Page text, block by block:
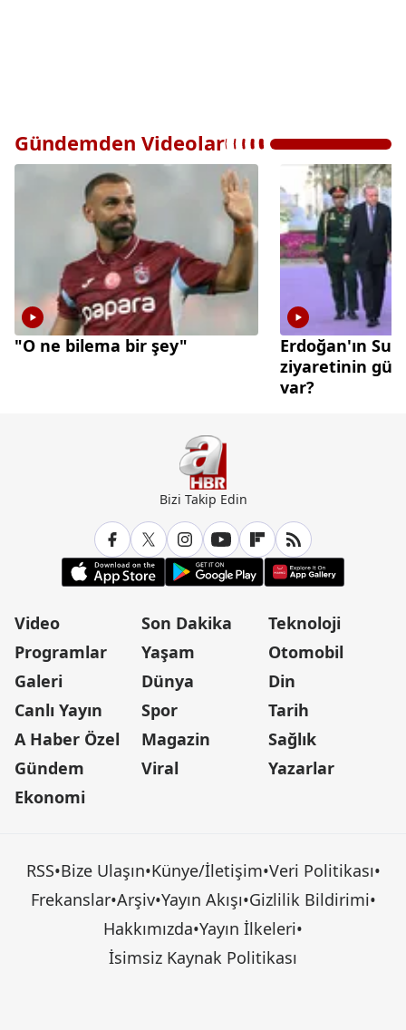
Gündemden Videolar
"O ne bilema bir şey"
Erdoğan'ın
ziyaretinin
var?
Bizi Takip Edin
Video
Programlar
Galeri
Canlı Yayın
A Haber Özel
Gündem
Ekonomi
Son Dakika
Yaşam
Dünya
Spor
Magazin
Viral
Teknoloji
Otomobil
Din
Tarih
Sağlık
Yazarlar
RSS•Bize Ulaşın•Künye/İletişim•Veri Politikası•
Frekanslar•Arşiv•Yayın Akışı•Gizlilik Bildirimi•
Hakkımızda•Yayın İlkeleri•
İsimsiz Kaynak Politikası